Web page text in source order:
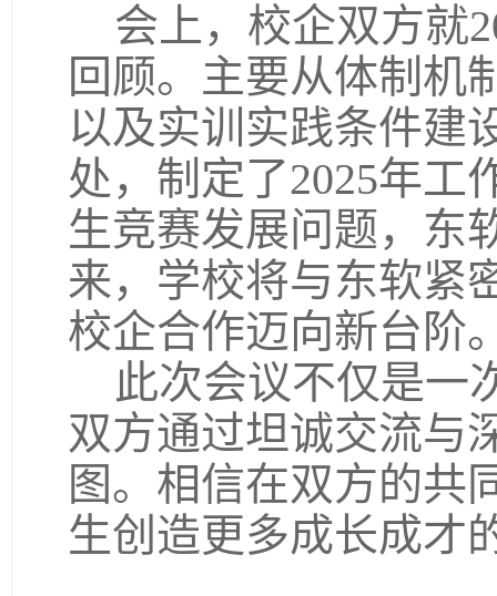
会上，校企双方就
回顾。主要从体制机
以及实训实践条件建
处，制定了2025年工
生竞赛发展问题，东
来，学校将与东软紧
校企合作迈向新台阶
此次会议不仅是一
双方通过坦诚交流与
图。相信在双方的共
生创造更多成长成才